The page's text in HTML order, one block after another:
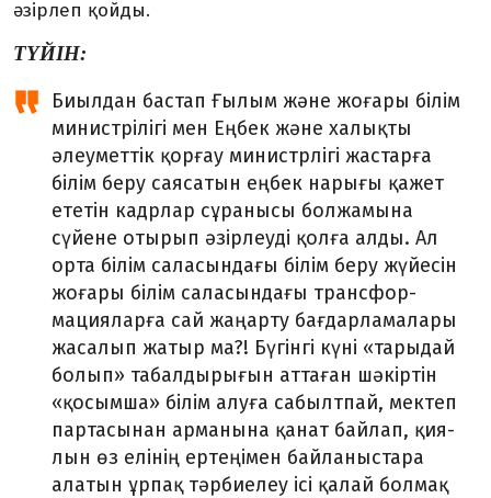
әзірлеп қойды.
ТҮЙІН:
Биылдан бастап Ғылым және жоғары білім
министрілігі мен Еңбек және халықты
әлеуметтік қорғау министрлігі жастарға
білім беру саясатын еңбек нарығы қажет
ететін кадрлар сұранысы болжамына
сүйене отырып әзірлеуді қолға алды. Ал
орта білім саласын­дағы білім беру жүйесін
жоғары білім саласындағы трансфор­
мация­ларға сай жаңарту бағдарламалары
жасалып жатыр ма?! Бүгінгі күні «тарыдай
болып» табалдырығын аттаған шәкіртін
«қосымша» білім алуға сабылтпай, мектеп
партасынан арманына қанат байлап, қия­
лын өз елінің ертеңімен байланыстара
алатын ұрпақ тәрбиелеу ісі қа­лай болмақ